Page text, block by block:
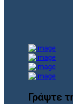
Γράψτε